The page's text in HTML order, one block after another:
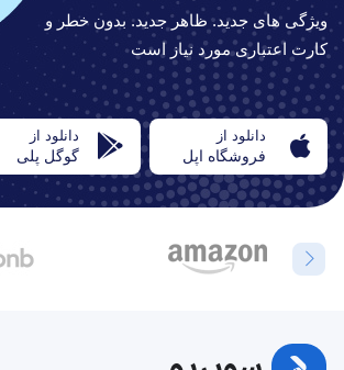
ویژگی های جدید. ظاهر جدید. بدون خطر و
کارت اعتباری مورد نیاز است
دانلود از
فروشگاه اپل
دانلود از
گوگل پلی